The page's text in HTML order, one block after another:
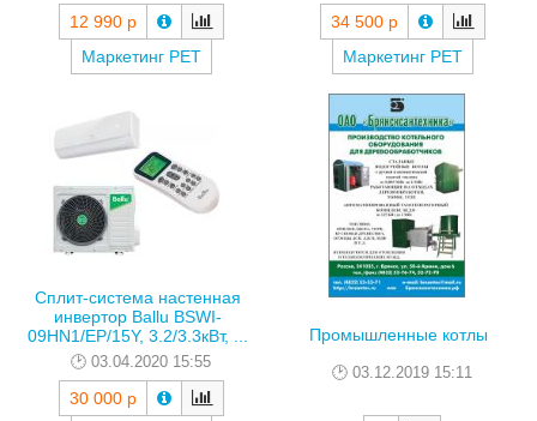
12 990 р
Маркетинг РЕТ
34 500 р
Маркетинг РЕТ
Сплит-система настенная
инвертор Ballu BSWI-
09HN1/EP/15Y, 3.2/3.3кВт, ...
03.04.2020 15:55
30 000 р
Промышленные котлы
03.12.2019 15:11